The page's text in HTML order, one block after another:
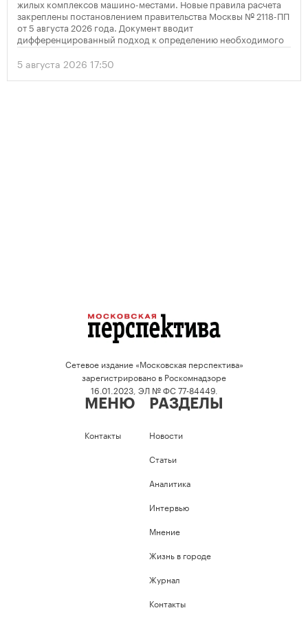
жилых комплексов машино-местами. Новые правила расчета
закреплены постановлением правительства Москвы № 2118-ПП
от 5 августа 2026 года. Документ вводит
дифференцированный подход к определению необходимого
количества парковок в зависимости от площади квартир и
устанавливает переходный период для уже согласованных
проектов.
5 августа 2026 17:50
Сетевое издание «Московская перспектива»
зарегистрировано в Роскомнадзоре
16.01.2023, ЭЛ № ФС 77-84449.
МЕНЮ
Контакты
РАЗДЕЛЫ
Новости
Статьи
Аналитика
Интервью
Мнение
Жизнь в городе
Журнал
Контакты